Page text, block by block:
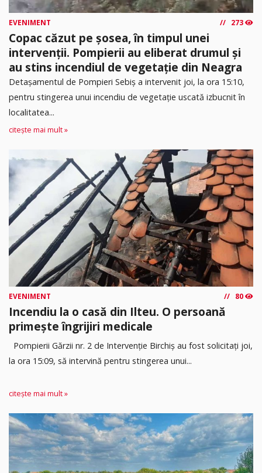
EVENIMENT 273
Copac căzut pe șosea, în timpul unei
intervenții. Pompierii au eliberat drumul și
au stins incendiul de vegetație din Neagra
Detașamentul de Pompieri Sebiș a intervenit joi, la ora 15:10,
pentru stingerea unui incendiu de vegetație uscată izbucnit în
localitatea...
citește mai mult »
EVENIMENT 80
Incendiu la o casă din Ilteu. O persoană
primește îngrijiri medicale
Pompierii Gărzii nr. 2 de Intervenție Birchiș au fost solicitați joi,
la ora 15:09, să intervină pentru stingerea unui...
citește mai mult »